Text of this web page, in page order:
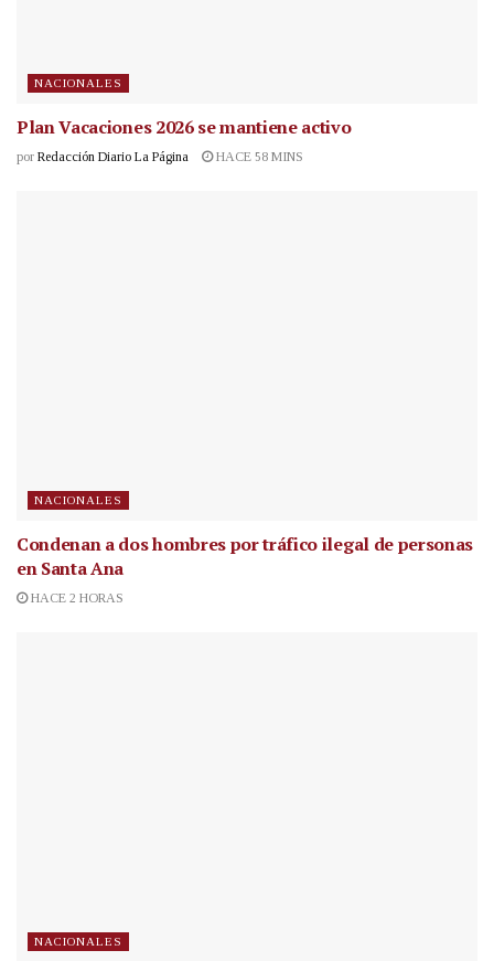
NACIONALES
Plan Vacaciones 2026 se mantiene activo
por Redacción Diario La Página HACE 58 MINS
NACIONALES
Condenan a dos hombres por tráfico ilegal de personas
en Santa Ana
HACE 2 HORAS
NACIONALES